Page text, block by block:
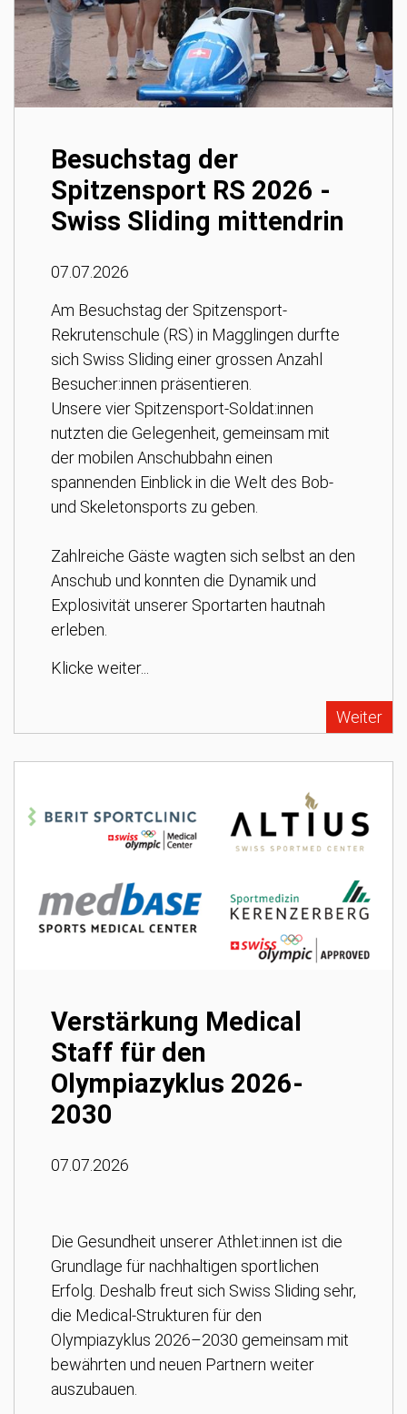
Besuchstag der
Spitzensport RS 2026 -
Swiss Sliding mittendrin
07.07.2026
Am Besuchstag der Spitzensport-
Rekrutenschule (RS) in Magglingen durfte
sich Swiss Sliding einer grossen Anzahl
Besucher:innen präsentieren.
Unsere vier Spitzensport-Soldat:innen
nutzten die Gelegenheit, gemeinsam mit
der mobilen Anschubbahn einen
spannenden Einblick in die Welt des Bob-
und Skeletonsports zu geben.
Zahlreiche Gäste wagten sich selbst an den
Anschub und konnten die Dynamik und
Explosivität unserer Sportarten hautnah
erleben.
Klicke weiter...
Weiter
Verstärkung Medical
Staff für den
Olympiazyklus 2026-
2030
07.07.2026
Die Gesundheit unserer Athlet:innen ist die
Grundlage für nachhaltigen sportlichen
Erfolg. Deshalb freut sich Swiss Sliding sehr,
die Medical-Strukturen für den
Olympiazyklus 2026–2030 gemeinsam mit
bewährten und neuen Partnern weiter
auszubauen.